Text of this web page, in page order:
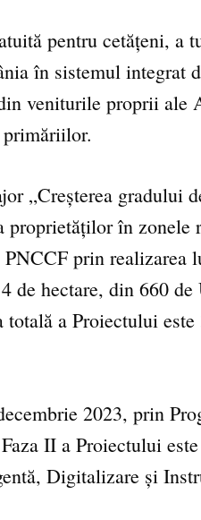
pentru cetățeni, a
în sistemul integrat
veniturile proprii ale
„Creșterea gradului
proprietăților în zonele
prin realizarea
de hectare, din 660
a Proiectului
2023, prin
II a Proiectului
Digitalizare și